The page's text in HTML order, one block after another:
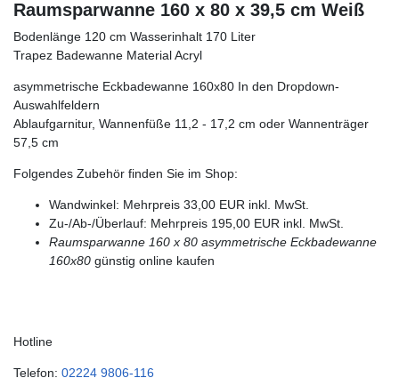
Raumsparwanne 160 x 80 x 39,5 cm Weiß
Bodenlänge 120 cm Wasserinhalt 170 Liter
Trapez Badewanne Material Acryl
asymmetrische Eckbadewanne 160x80 In den Dropdown-
Auswahlfeldern
Ablaufgarnitur, Wannenfüße 11,2 - 17,2 cm oder Wannenträger
57,5 cm
Folgendes Zubehör finden Sie im Shop:
Wandwinkel: Mehrpreis 33,00 EUR inkl. MwSt.
Zu-/Ab-/Überlauf: Mehrpreis 195,00 EUR inkl. MwSt.
Raumsparwanne 160 x 80 asymmetrische Eckbadewanne
160x80 günstig online kaufen
Hotline
Telefon: 02224 9806-116